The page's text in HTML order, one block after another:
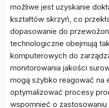
możliwe jest uzyskanie
kształtów skrzyń, co
dopasowanie do
technologiczne obejmują
komputerowych do
monitorowania jakości
mogą szybko reagować na
optymalizować procesy
wspomnieć o